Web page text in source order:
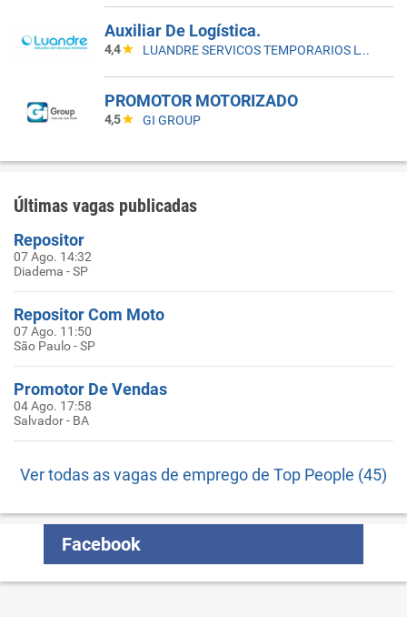
Auxiliar De Logística.
4,4 LUANDRE SERVICOS TEMPORARIOS LTDA. (C-I)
PROMOTOR MOTORIZADO
4,5 GI GROUP
Últimas vagas publicadas
Repositor
07 Ago. 14:32
Diadema - SP
Repositor Com Moto
07 Ago. 11:50
São Paulo - SP
Promotor De Vendas
04 Ago. 17:58
Salvador - BA
Ver todas as vagas de emprego de Top People (45)
Facebook